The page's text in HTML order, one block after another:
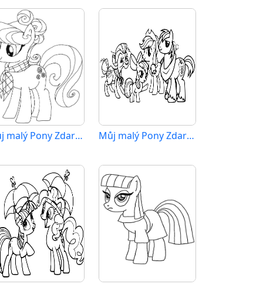
Můj malý Pony Zdarma Vymalovatelné Obrázek Můj malý Pony Zdarma